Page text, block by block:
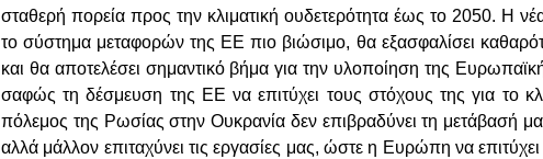
σταθερή πορεία προς την κλιματική ουδετερότητα έως το 2050. Η
το σύστημα μεταφορών της ΕΕ πιο βιώσιμο, θα εξασφαλίσει
και θα αποτελέσει σημαντικό βήμα για την υλοποίηση της
σαφώς τη δέσμευση της ΕΕ να επιτύχει τους στόχους της για το
πόλεμος της Ρωσίας στην Ουκρανία δεν επιβραδύνει τη μετάβασή
αλλά μάλλον επιταχύνει τις εργασίες μας, ώστε η Ευρώπη να